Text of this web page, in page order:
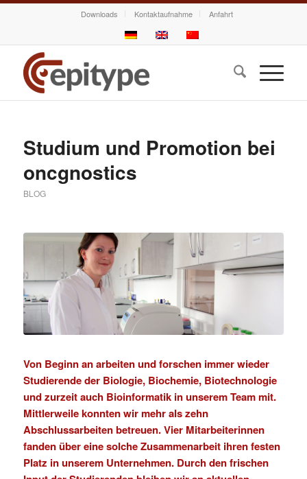
Downloads Kontaktaufnahme Anfahrt
Studium und Promotion bei
oncgnostics
BLOG
Von Beginn an arbeiten und forschen immer wieder
Studierende der Biologie, Biochemie, Biotechnologie
und zurzeit auch Bioinformatik in unserem Team mit.
Mittlerweile konnten wir mehr als zehn
Abschlussarbeiten betreuen. Vier Mitarbeiterinnen
fanden über eine solche Zusammenarbeit ihren festen
Platz in unserem Unternehmen. Durch den frischen